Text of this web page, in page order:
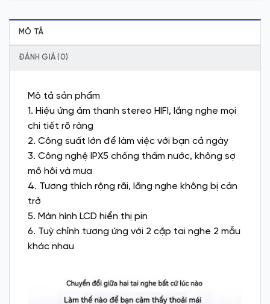
MÔ TẢ
ĐÁNH GIÁ (0)
Mô tả sản phẩm
1. Hiệu ứng âm thanh stereo HIFI, lắng nghe mọi
chi tiết rõ ràng
2. Công suất lớn để làm việc với bạn cả ngày
3. Công nghệ IPX5 chống thấm nước, không sợ
mồ hôi và mưa
4. Tương thích rộng rãi, lắng nghe không bị cản
trở
5. Màn hình LCD hiển thị pin
6. Tuỳ chỉnh tương ứng với 2 cặp tai nghe 2 mẫu
khác nhau